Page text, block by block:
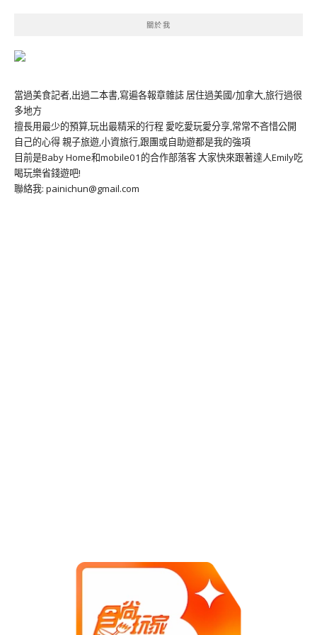
關於我
當過美食記者,出過二本書,寫遍各報章雜誌 居住過美國/加拿大,旅行過很
多地方
擅長用最少的預算,玩出最精采的行程 愛吃愛玩愛分享,常常不吝惜公開
自己的心得 親子旅遊,小資旅行,跟團或自助遊都是我的強項
目前是Baby Home和mobile01的合作部落客 大家快來跟著達人Emily吃
喝玩樂省錢遊吧!
聯絡我: painichun@gmail.com